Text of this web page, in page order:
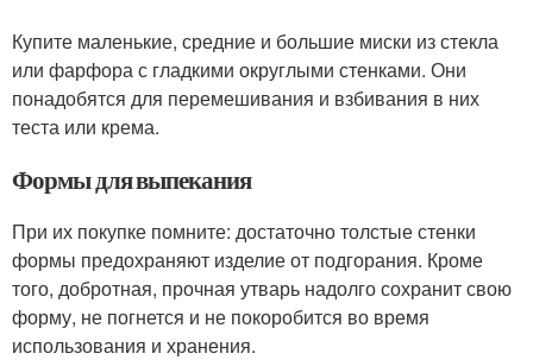
Купите маленькие, средние и большие миски из стекла
или фарфора с гладкими округлыми стенками. Они
понадобятся для перемешивания и взбивания в них
теста или крема.
Формы для выпекания
При их покупке помните: достаточно толстые стенки
формы предохраняют изделие от подгорания. Кроме
того, добротная, прочная утварь надолго сохранит свою
форму, не погнется и не покоробится во время
использования и хранения.